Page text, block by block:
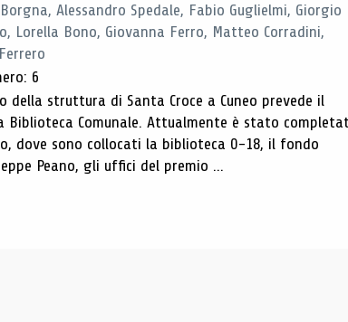
Alessandro Spedale, Fabio Guglielmi, Giorgio
Lorella Bono, Giovanna Ferro, Matteo Corradini,
6
struttura di Santa Croce a Cuneo prevede il
Biblioteca Comunale. Attualmente è stato
dove sono collocati la biblioteca 0-18, il fondo
Peano, gli uffici del premio ...